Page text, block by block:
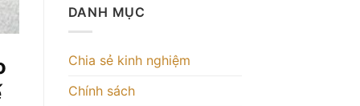
DANH MỤC
Chia sẻ kinh nghiệm
Chính sách